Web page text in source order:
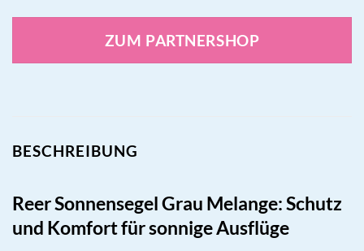
ZUM PARTNERSHOP
BESCHREIBUNG
Reer Sonnensegel Grau Melange: Schutz
und Komfort für sonnige Ausflüge